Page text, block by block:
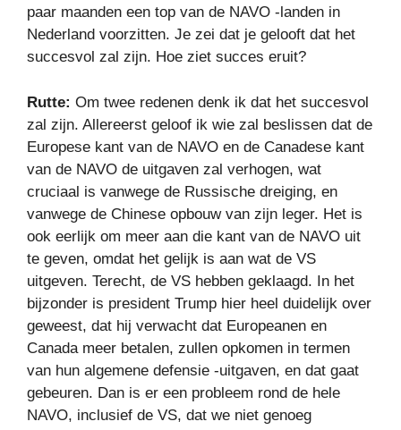
paar maanden een top van de NAVO -landen in
Nederland voorzitten. Je zei dat je gelooft dat het
succesvol zal zijn. Hoe ziet succes eruit?
Rutte: Om twee redenen denk ik dat het succesvol
zal zijn. Allereerst geloof ik wie zal beslissen dat de
Europese kant van de NAVO en de Canadese kant
van de NAVO de uitgaven zal verhogen, wat
cruciaal is vanwege de Russische dreiging, en
vanwege de Chinese opbouw van zijn leger. Het is
ook eerlijk om meer aan die kant van de NAVO uit
te geven, omdat het gelijk is aan wat de VS
uitgeven. Terecht, de VS hebben geklaagd. In het
bijzonder is president Trump hier heel duidelijk over
geweest, dat hij verwacht dat Europeanen en
Canada meer betalen, zullen opkomen in termen
van hun algemene defensie -uitgaven, en dat gaat
gebeuren. Dan is er een probleem rond de hele
NAVO, inclusief de VS, dat we niet genoeg